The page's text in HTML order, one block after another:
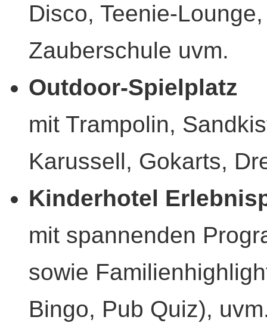
Disco, Teenie-
Zauberschule uvm.
Outdoor-Spielplatz
mit Trampolin,
Karussell, Gokarts,
Kinderhotel
mit spannenden
sowie
Bingo, Pub Quiz),